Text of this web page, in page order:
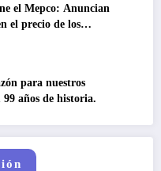
el Mepco: Anuncian
el precio de los
para nuestros
años de historia.